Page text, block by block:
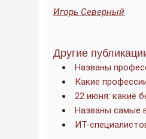
Игорь Северный
Другие
Названы
Какие
22 июня: какие
Названы самые
ИТ-